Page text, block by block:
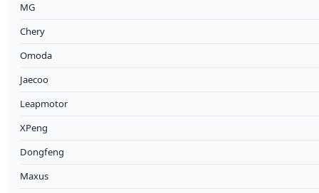
MG
Chery
Omoda
Jaecoo
Leapmotor
XPeng
Dongfeng
Maxus